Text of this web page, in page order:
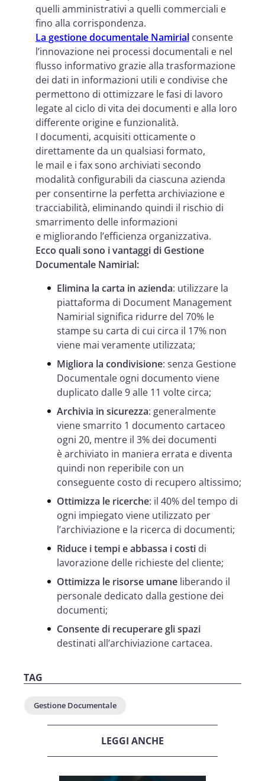
quelli amministrativi a quelli commerciali e
fino alla corrispondenza.
La gestione documentale Namirial consente
l’innovazione nei processi documentali e nel
flusso informativo grazie alla trasformazione
dei dati in informazioni utili e condivise che
permettono di ottimizzare le fasi di lavoro
legate al ciclo di vita dei documenti e alla loro
differente origine e funzionalità.
I documenti, acquisiti otticamente o
direttamente da un qualsiasi formato,
le mail e i fax sono archiviati secondo
modalità configurabili da ciascuna azienda
per consentirne la perfetta archiviazione e
tracciabilità, eliminando quindi il rischio di
smarrimento delle informazioni
e migliorando l’efficienza organizzativa.
Ecco quali sono i vantaggi di Gestione
Documentale Namirial:
Elimina la carta in azienda: utilizzare la
piattaforma di Document Management
Namirial significa ridurre del 70% le
stampe su carta di cui circa il 17% non
viene mai veramente utilizzata;
Migliora la condivisione: senza Gestione
Documentale ogni documento viene
duplicato dalle 9 alle 11 volte circa;
Archivia in sicurezza: generalmente
viene smarrito 1 documento cartaceo
ogni 20, mentre il 3% dei documenti
è archiviato in maniera errata e diventa
quindi non reperibile con un
conseguente costo di recupero altissimo;
Ottimizza le ricerche: il 40% del tempo di
ogni impiegato viene utilizzato per
l’archiviazione e la ricerca di documenti;
Riduce i tempi e abbassa i costi di
lavorazione delle richieste del cliente;
Ottimizza le risorse umane liberando il
personale dedicato dalla gestione dei
documenti;
Consente di recuperare gli spazi
destinati all’archiviazione cartacea.
TAG
Gestione Documentale
LEGGI ANCHE